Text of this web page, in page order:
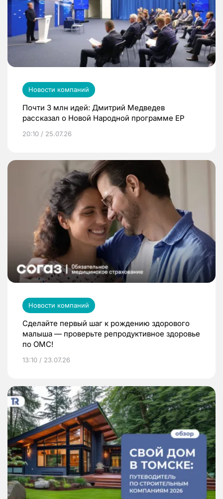
Новости компаний
Почти 3 млн идей: Дмитрий Медведев
рассказал о Новой Народной программе ЕР
20:10 / 25.07.26
Новости компаний
Сделайте первый шаг к рождению здорового
малыша — проверьте репродуктивное здоровье
по ОМС!
13:10 / 23.07.26